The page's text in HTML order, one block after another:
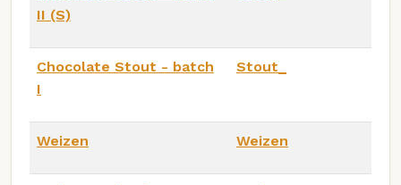
II (S)
Chocolate Stout - batch
I
Stout_
Weizen Weizen